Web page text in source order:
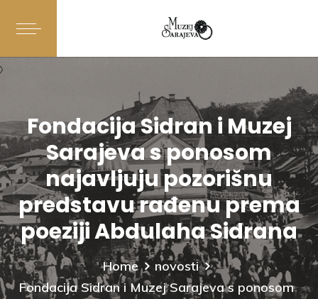
Fondacija Sidran i Muzej
Sarajeva s ponosom
najavljuju pozorišnu
predstavu rađenu prema
poeziji Abdulaha Sidrana
Home
novosti
Fondacija Sidran i Muzej Sarajeva s ponosom